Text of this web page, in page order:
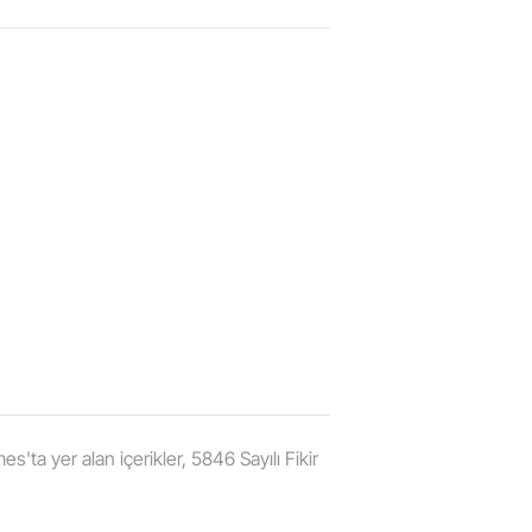
yer alan içerikler, 5846 Sayılı Fikir